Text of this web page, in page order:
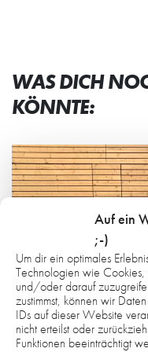
Auf ein
;-)
Um dir ein optimales
Technologien wie Cookies,
und/oder darauf
zustimmst, können wir
IDs auf dieser Website
nicht erteilst oder
Funktionen beeinträchtigt
WAS DICH
KÖNNTE: